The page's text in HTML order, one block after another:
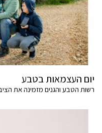
יום העצמאות בטבע
רשות הטבע והגנים מזמינה את